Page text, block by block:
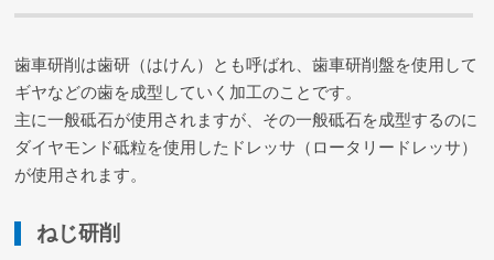
歯車研削は歯研（はけん）とも呼ばれ、歯車研削盤を使用して
ギヤなどの歯を成型していく加工のことです。
主に一般砥石が使用されますが、その一般砥石を成型するのに
ダイヤモンド砥粒を使用したドレッサ（ロータリードレッサ）
が使用されます。
ねじ研削